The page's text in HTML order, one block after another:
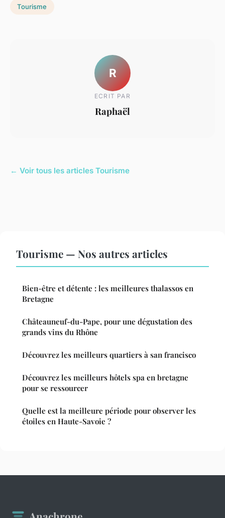
Tourisme
R
ECRIT PAR
Raphaël
← Voir tous les articles Tourisme
Tourisme — Nos autres articles
Bien-être et détente : les meilleures thalassos en
Bretagne
Châteauneuf-du-Pape, pour une dégustation des
grands vins du Rhône
Découvrez les meilleurs quartiers à san francisco
Découvrez les meilleurs hôtels spa en bretagne
pour se ressourcer
Quelle est la meilleure période pour observer les
étoiles en Haute-Savoie ?